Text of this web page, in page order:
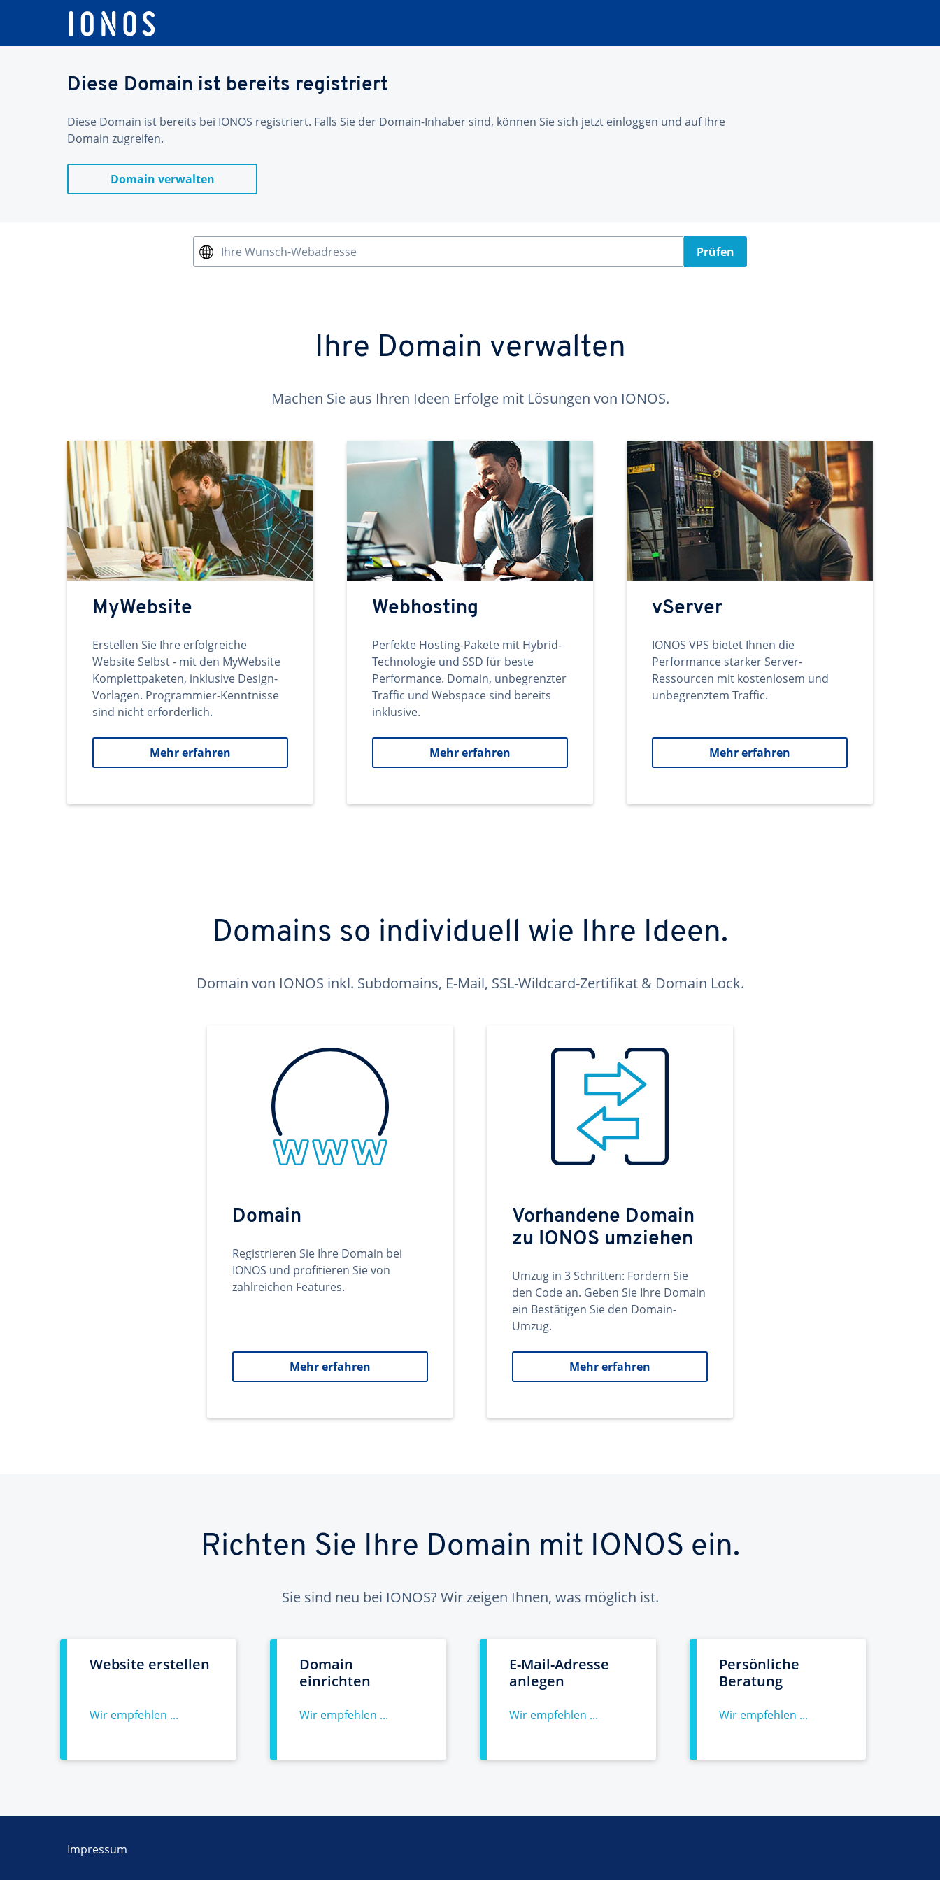
Diese Domain ist bereits registriert
Diese Domain ist bereits bei IONOS registriert. Falls Sie der Domain-Inhaber sind, können Sie sich jetzt einloggen und auf Ihre
Domain zugreifen.
Domain verwalten
Ihre Wunsch-Webadresse Prüfen
Ihre Domain verwalten
Machen Sie aus Ihren Ideen Erfolge mit Lösungen von IONOS.
MyWebsite
Erstellen Sie Ihre erfolgreiche
Website Selbst - mit den MyWebsite
Komplettpaketen, inklusive Design-
Vorlagen. Programmier-Kenntnisse
sind nicht erforderlich.
Mehr erfahren
Webhosting
Perfekte Hosting-Pakete mit Hybrid-
Technologie und SSD für beste
Performance. Domain, unbegrenzter
Traffic und Webspace sind bereits
inklusive.
Mehr erfahren
vServer
IONOS VPS bietet Ihnen die
Performance starker Server-
Ressourcen mit kostenlosem und
unbegrenztem Traffic.
Mehr erfahren
Domains so individuell wie Ihre Ideen.
Domain von IONOS inkl. Subdomains, E-Mail, SSL-Wildcard-Zertifikat & Domain Lock.
Domain
Registrieren Sie Ihre Domain bei
IONOS und profitieren Sie von
zahlreichen Features.
Mehr erfahren
Vorhandene Domain
zu IONOS umziehen
Umzug in 3 Schritten: Fordern Sie
den Code an. Geben Sie Ihre Domain
ein Bestätigen Sie den Domain-
Umzug.
Mehr erfahren
Richten Sie Ihre Domain mit IONOS ein.
Sie sind neu bei IONOS? Wir zeigen Ihnen, was möglich ist.
Website erstellen
Wir empfehlen ...
Domain
einrichten
Wir empfehlen ...
E-Mail-Adresse
anlegen
Wir empfehlen ...
Persönliche
Beratung
Wir empfehlen ...
Impressum